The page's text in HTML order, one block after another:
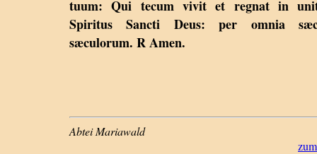
tuum: Qui tecum vivit et regnat in
Spiritus Sancti Deus: per omnia
sæculorum. R Amen.
Abtei Mariawald